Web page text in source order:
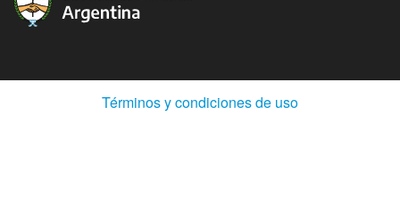
Términos y condiciones de uso(Abre